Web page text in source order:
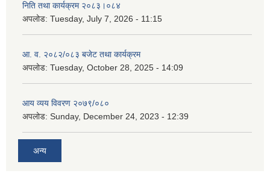
निति तथा कार्यक्रम २०८३।०८४
अपलोड: Tuesday, July 7, 2026 - 11:15
आ. व. २०८२/०८३ बजेट तथा कार्यक्रम
अपलोड: Tuesday, October 28, 2025 - 14:09
आय व्यय विवरण २०७९/०८०
अपलोड: Sunday, December 24, 2023 - 12:39
अन्य